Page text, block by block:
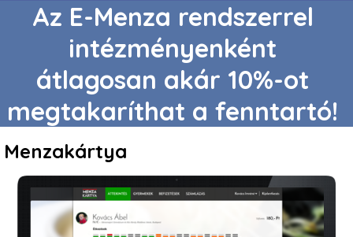
Az E-Menza rendszerrel
intézményenként
átlagosan akár 10%-ot
megtakaríthat a fenntartó!
Menzakártya